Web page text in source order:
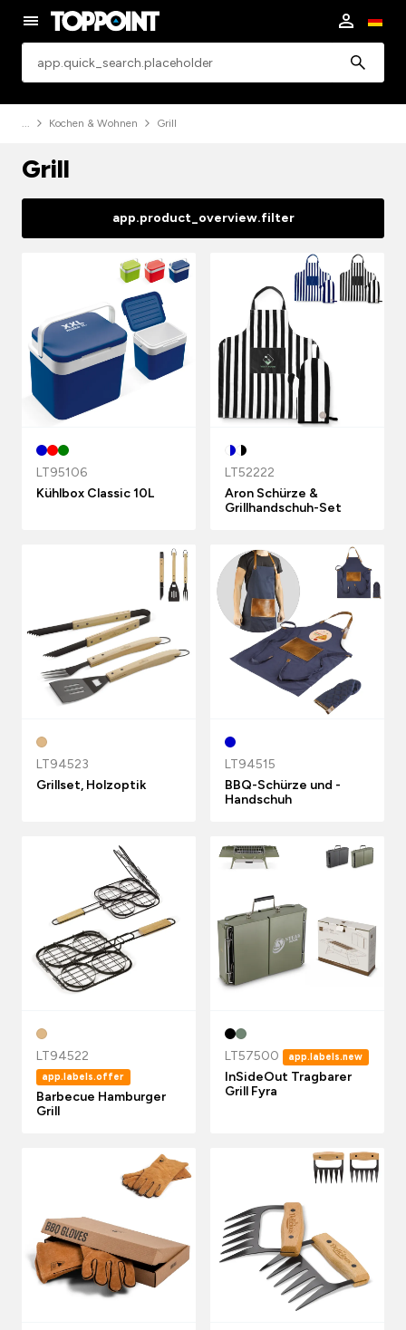
Kochen & Wohnen Grill
Grill
app.product_overview.filter
LT95106
Kühlbox Classic 10L
LT52222
Aron Schürze &
Grillhandschuh-Set
LT94523
Grillset, Holzoptik
LT94515
BBQ-Schürze und -
Handschuh
LT94522
app.labels.offer
Barbecue Hamburger
Grill
LT57500 app.labels.new
InSideOut Tragbarer
Grill Fyra